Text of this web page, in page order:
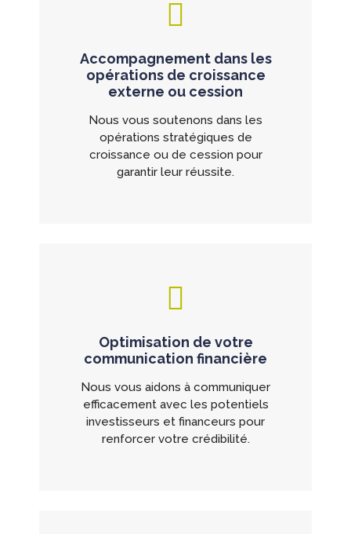
Accompagnement dans les
opérations de croissance
externe ou cession
Nous vous soutenons dans les
opérations stratégiques de
croissance ou de cession pour
garantir leur réussite.
Optimisation de votre
communication financière
Nous vous aidons à communiquer
efficacement avec les potentiels
investisseurs et financeurs pour
renforcer votre crédibilité.